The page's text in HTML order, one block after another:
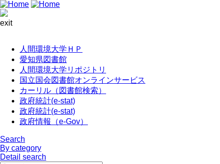
exit
人間環境大学ＨＰ
愛知県図書館
人間環境大学リポジトリ
国立国会図書館オンラインサービス
カーリル（図書館検索）
政府統計(e-stat)
政府統計(e-stat)
政府情報（e-Gov）
Search
By category
Detail search